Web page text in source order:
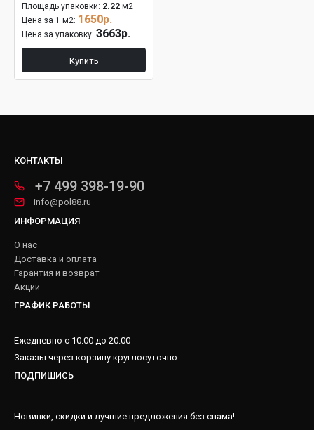
Площадь упаковки: 2.22 м2
Цена за 1 м2: 1650р.
Цена за упаковку: 3663р.
Купить
КОНТАКТЫ
+7 499 398-19-90
info@pol88.ru
ИНФОРМАЦИЯ
О нас
Доставка и оплата
Гарантия и возврат
Акции
ГРАФИК РАБОТЫ
Ежедневно с 10.00 до 20.00
Заказы через корзину круглосуточно
ПОДПИШИСЬ
Новинки, скидки и лучшие предложения без спама!